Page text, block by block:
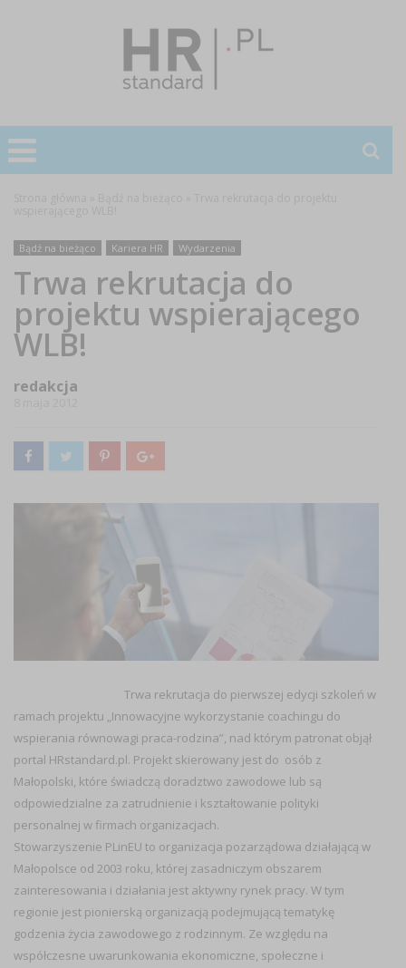
Bądź na bieżąco Kariera HR Wydarzenia
Trwa rekrutacja do
projektu wspierającego
WLB!
redakcja
Trwa rekrutacja do pierwszej edycji szkoleń w
ramach projektu „Innowacyjne wykorzystanie coachingu do
wspierania równowagi praca-rodzina”, nad którym patronat objął
portal HRstandard.pl. Projekt skierowany jest do osób z
Małopolski, które świadczą doradztwo zawodowe lub są
odpowiedzialne za zatrudnienie i kształtowanie polityki
personalnej w firmach organizacjach.
Stowarzyszenie PLinEU to organizacja pozarządowa działającą w
Małopolsce od 2003 roku, której zasadniczym obszarem
zainteresowania i działania jest aktywny rynek pracy. W tym
regionie jest pionierską organizacją podejmującą tematykę
godzenia życia zawodowego z rodzinnym. Ze względu na
współczesne uwarunkowania ekonomiczne, społeczne i